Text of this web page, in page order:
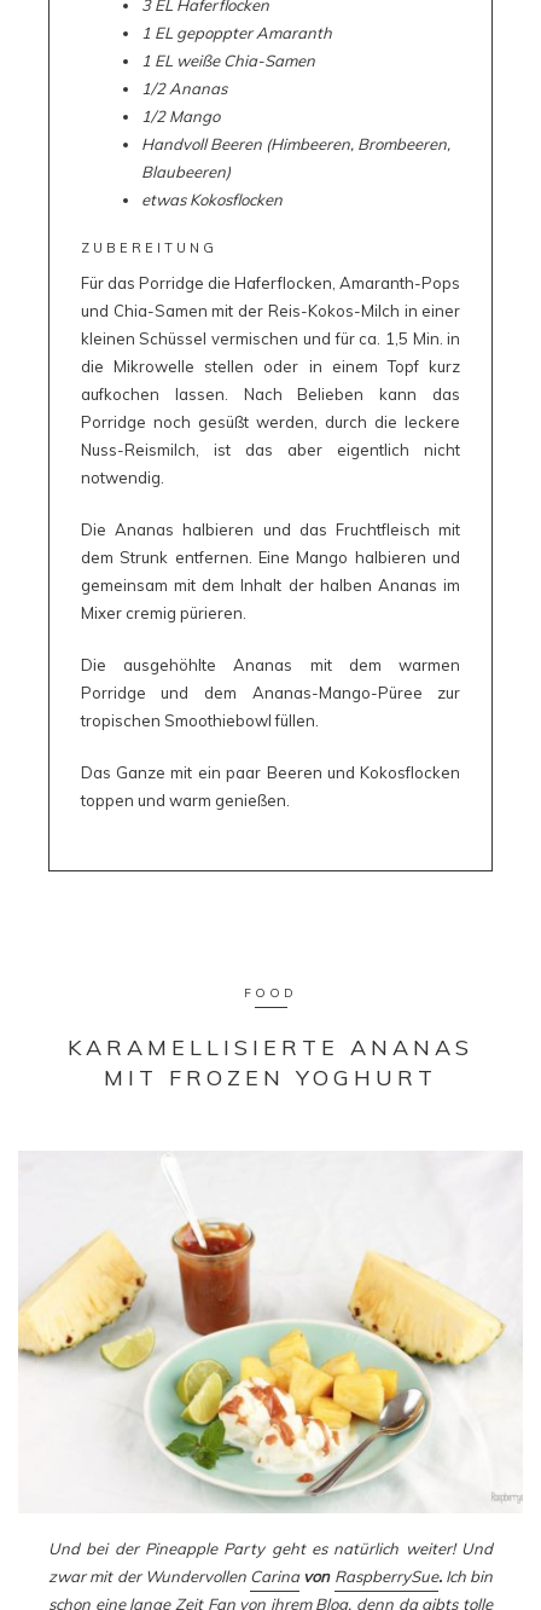
3 EL Haferflocken
1 EL gepoppter Amaranth
1 EL weiße Chia-Samen
1/2 Ananas
1/2 Mango
Handvoll Beeren (Himbeeren, Brombeeren,
Blaubeeren)
etwas Kokosflocken
ZUBEREITUNG
Für das Porridge die Haferflocken, Amaranth-Pops
und Chia-Samen mit der Reis-Kokos-Milch in einer
kleinen Schüssel vermischen und für ca. 1,5 Min. in
die Mikrowelle stellen oder in einem Topf kurz
aufkochen lassen. Nach Belieben kann das
Porridge noch gesüßt werden, durch die leckere
Nuss-Reismilch, ist das aber eigentlich nicht
notwendig.
Die Ananas halbieren und das Fruchtfleisch mit
dem Strunk entfernen. Eine Mango halbieren und
gemeinsam mit dem Inhalt der halben Ananas im
Mixer cremig pürieren.
Die ausgehöhlte Ananas mit dem warmen
Porridge und dem Ananas-Mango-Püree zur
tropischen Smoothiebowl füllen.
Das Ganze mit ein paar Beeren und Kokosflocken
toppen und warm genießen.
FOOD
KARAMELLISIERTE ANANAS
MIT FROZEN YOGHURT
Und bei der Pineapple Party geht es natürlich weiter! Und
zwar mit der Wundervollen Carinavon RaspberrySue.Ich bin
schon eine lange Zeit Fan von ihrem Blog, denn da gibts tolle